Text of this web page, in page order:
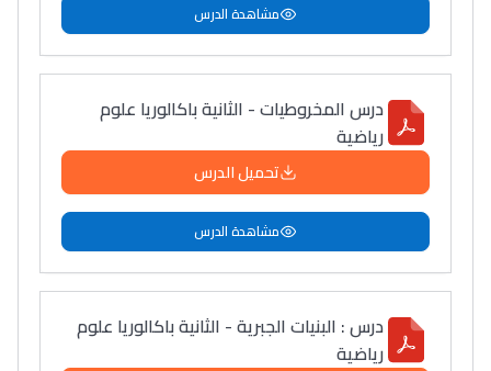
مشاهدة الدرس
درس المخروطيات - الثانية باكالوريا علوم
رياضية
تحميل الدرس
مشاهدة الدرس
درس : البنيات الجبرية - الثانية باكالوريا علوم
رياضية